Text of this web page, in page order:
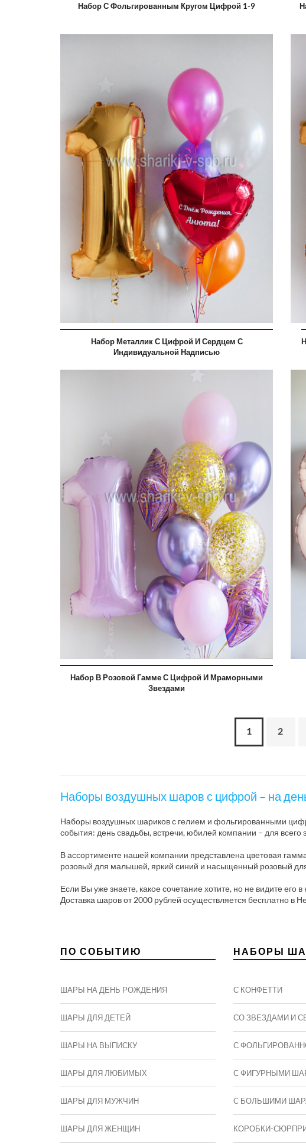
Набор С Фольгированным Кругом Цифрой 1-9
Набор Металлик С Цифрой И Сердцем С
Индивидуальной Надписью
Набор В Розовой Гамме С Цифрой И Мраморными
Звездами
1 2
Наборы воздушных шаров с цифрой – на
Наборы воздушных шариков с гелием и фольгированными
события: день свадьбы, встречи, юбилей компании – для
В ассортименте нашей компании представлена цветовая
розовый для малышей, яркий синий и насыщенный розовый
Если Вы уже знаете, какое сочетание хотите, но не видите
Доставка шаров от 2000 рублей осуществляется бесплатно в
ПО СОБЫТИЮ
ШАРЫ НА ДЕНЬ РОЖДЕНИЯ
ШАРЫ ДЛЯ ДЕТЕЙ
ШАРЫ НА ВЫПИСКУ
ШАРЫ ДЛЯ ЛЮБИМЫХ
ШАРЫ ДЛЯ МУЖЧИН
ШАРЫ ДЛЯ ЖЕНЩИН
НАБОРЫ
С КОНФЕТТИ
СО ЗВЕЗДАМИ И
С
С ФИГУРНЫМИ
C БОЛЬШИМИ
КОРОБКИ-